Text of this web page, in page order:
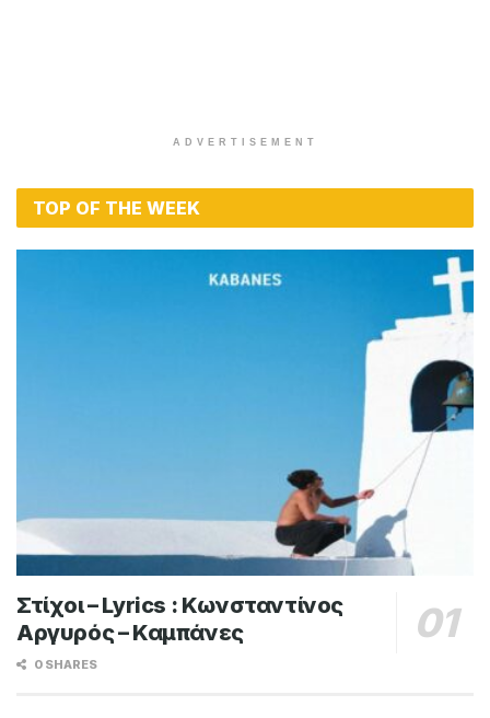
ADVERTISEMENT
TOP OF THE WEEK
Στίχοι – Lyrics : Κωνσταντίνος
Αργυρός – Καμπάνες
0 SHARES